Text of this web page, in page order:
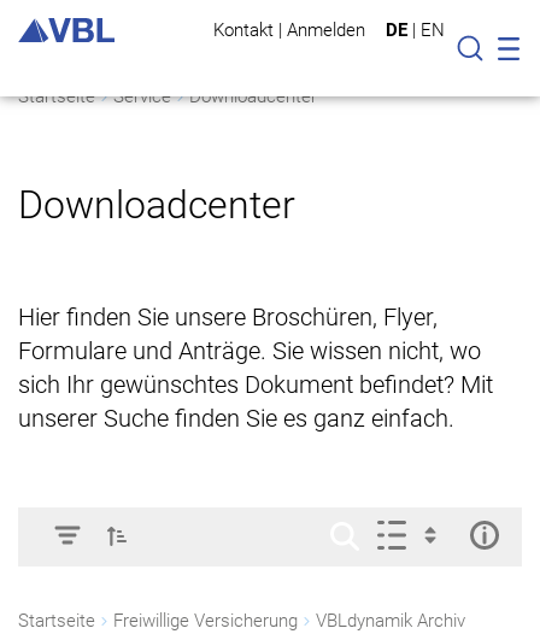
Kontakt | Anmelden DE | EN
Suche
Startseite Service Downloadcenter
Downloadcenter
Hier finden Sie unsere Broschüren, Flyer,
Formulare und Anträge. Sie wissen nicht, wo
sich Ihr gewünschtes Dokument befindet? Mit
unserer Suche finden Sie es ganz einfach.
Startseite Freiwillige Versicherung
VBLdynamik Archiv